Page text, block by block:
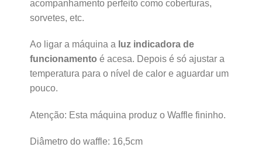
acompanhamento perfeito como coberturas,
sorvetes, etc.
Ao ligar a máquina a luz indicadora de
funcionamento é acesa. Depois é só ajustar a
temperatura para o nível de calor e aguardar um
pouco.
Atenção: Esta máquina produz o Waffle fininho.
Diâmetro do waffle: 16,5cm